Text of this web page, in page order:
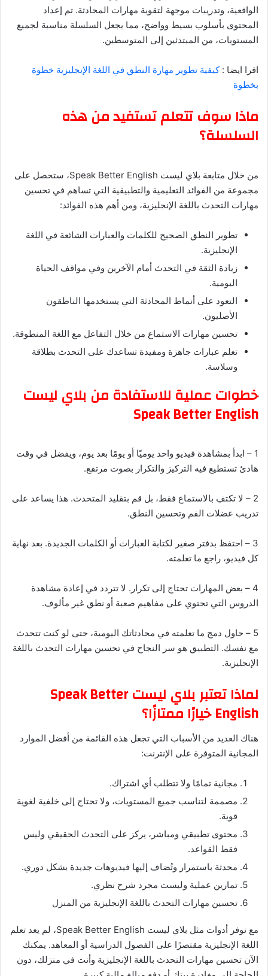
الواقعية، وتدريبات موجهة لتقوية مهارات المحادثة. تم إعداد
المحتوى بأسلوب بسيط وواضح، مما يجعل السلسلة مناسبة لجميع
المستويات، من المبتدئين إلى المتوسطين.
اقرا ايضا :كيفية تطوير مهارة النطق في اللغة الإنجليزية خطوة
بخطوة
ماذا سوف تتعلم تستفيد من هذه
السلسلة؟
من خلال متابعة بلاي ليست Speak Better English، ستحصل على
مجموعة من الفوائد التعليمية والتطبيقية التي تساهم في تحسين
مهارات التحدث باللغة الإنجليزية، ومن أهم هذه الفوائد:
تطوير النطق الصحيح للكلمات والعبارات الشائعة في اللغة
الإنجليزية.
زيادة الثقة في التحدث أمام الآخرين وفي مواقف الحياة
اليومية.
التعود على أنماط المحادثة التي يستخدمها الناطقون
الأصليون.
تحسين مهارات الاستماع من خلال التفاعل مع اللغة المنطوقة.
تعلم عبارات جاهزة ومفيدة تساعدك على التحدث بطلاقة
وسلاسة.
خطوات عملية للاستفادة من بلاي ليست
Speak Better English
1 – ابدأ بمشاهدة فيديو واحد يوميًا أو يومًا بعد يوم، ويفضل في وقت
هادئ تستطيع فيه التركيز والتكرار بصوت مرتفع.
2 – لا تكتفِ بالاستماع فقط، بل قم بتقليد المتحدث. هذا يساعد على
تدريب عضلات الفم وتحسين النطق.
3 – احتفظ بدفتر صغير لكتابة العبارات أو الكلمات الجديدة. بعد نهاية
كل فيديو، راجع ما تعلمته.
4 – بعض المهارات تحتاج إلى تكرار. لا تتردد في إعادة مشاهدة
الدروس التي تحتوي على مفاهيم صعبة أو نطق غير مألوف.
5 – حاول دمج ما تعلمته في محادثاتك اليومية، حتى لو كنت تتحدث
مع نفسك. التطبيق هو سر النجاح في تحسين مهارات التحدث باللغة
الإنجليزية.
لماذا تعتبر بلاي ليست Speak Better
English خيارًا ممتازًا؟
هناك العديد من الأسباب التي تجعل هذه القائمة من أفضل الموارد
المجانية المتوفرة على الإنترنت:
مجانية تمامًا ولا تتطلب أي اشتراك.
مصممة لتناسب جميع المستويات، ولا تحتاج إلى خلفية لغوية
قوية.
محتوى تطبيقي ومباشر، يركز على التحدث الحقيقي وليس
فقط القواعد.
محدثة باستمرار وتُضاف إليها فيديوهات جديدة بشكل دوري.
تمارين عملية وليست مجرد شرح نظري.
تحسين مهارات التحدث باللغة الإنجليزية من المنزل
مع توفر أدوات مثل بلاي ليست Speak Better English، لم يعد تعلم
اللغة الإنجليزية مقتصرًا على الفصول الدراسية أو المعاهد. يمكنك
الآن تحسين مهارات التحدث باللغة الإنجليزية وأنت في منزلك، دون